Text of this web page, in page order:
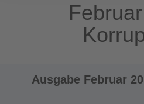
Ausgabe Februar